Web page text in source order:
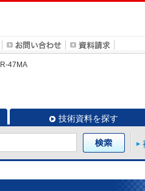
47MA
技術資料を探す